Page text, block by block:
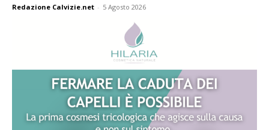
Redazione Calvizie.net - 5 Agosto 2026